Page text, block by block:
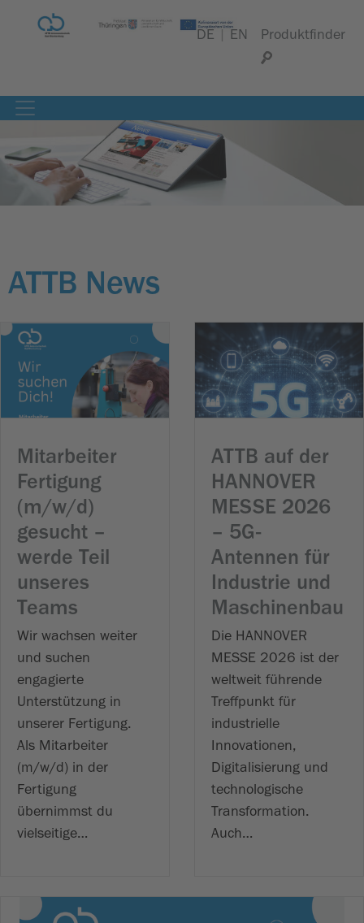
DE EN Produktfinder
ATTB News
Mitarbeiter
Fertigung
(m/w/d)
gesucht –
werde Teil
unseres
Teams
Wir wachsen weiter
und suchen
engagierte
Unterstützung in
unserer Fertigung.
Als Mitarbeiter
(m/w/d) in der
Fertigung
übernimmst du
vielseitige…
ATTB auf der
HANNOVER
MESSE 2026
– 5G-
Antennen für
Industrie und
Maschinenbau
Die HANNOVER
MESSE 2026 ist der
weltweit führende
Treffpunkt für
industrielle
Innovationen,
Digitalisierung und
technologische
Transformation.
Auch…